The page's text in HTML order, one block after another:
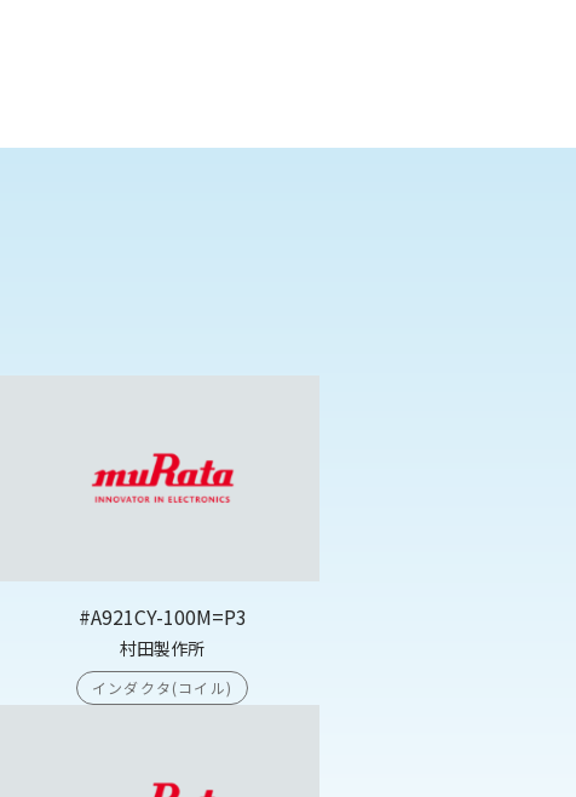
#A921CY-100M=P3
村田製作所
インダクタ(コイル)